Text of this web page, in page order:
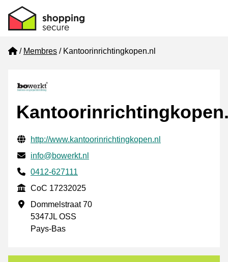
Home
Membres Kantoorinrichtingkopen.nl
Informations de contact vérifiées
Website URL
http://www.kantoorinrichtingkopen.nl
E-mail
info@bowerkt.nl
Phone number
0412-627111
CoC
CoC 17232025
Adresse professionnelle
Dommelstraat 70
5347JL OSS
Pays-Bas